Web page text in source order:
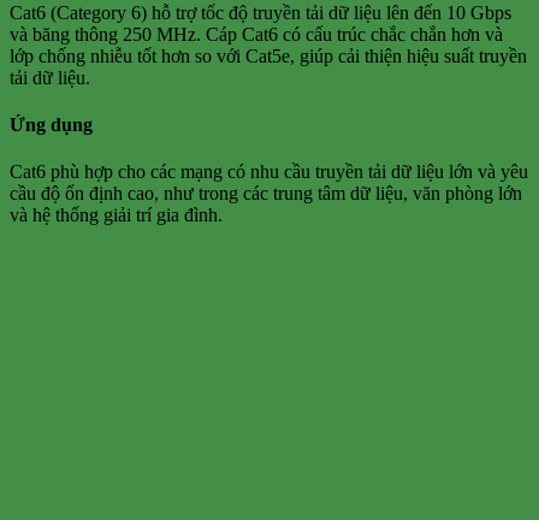
Cat6 (Category 6) hỗ trợ tốc độ truyền tải dữ liệu lên đến 10 Gbps
và băng thông 250 MHz. Cáp Cat6 có cấu trúc chắc chắn hơn và
lớp chống nhiễu tốt hơn so với Cat5e, giúp cải thiện hiệu suất truyền
tải dữ liệu.
Ứng dụng
Cat6 phù hợp cho các mạng có nhu cầu truyền tải dữ liệu lớn và yêu
cầu độ ổn định cao, như trong các trung tâm dữ liệu, văn phòng lớn
và hệ thống giải trí gia đình.